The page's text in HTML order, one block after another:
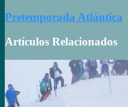
Pretemporada Atlántica
Artículos Relacionados